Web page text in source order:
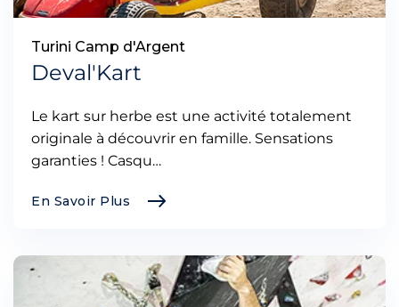
Turini Camp d'Argent
Deval'Kart
Le kart sur herbe est une activité totalement
originale à découvrir en famille. Sensations
garanties ! Casqu…
En Savoir Plus